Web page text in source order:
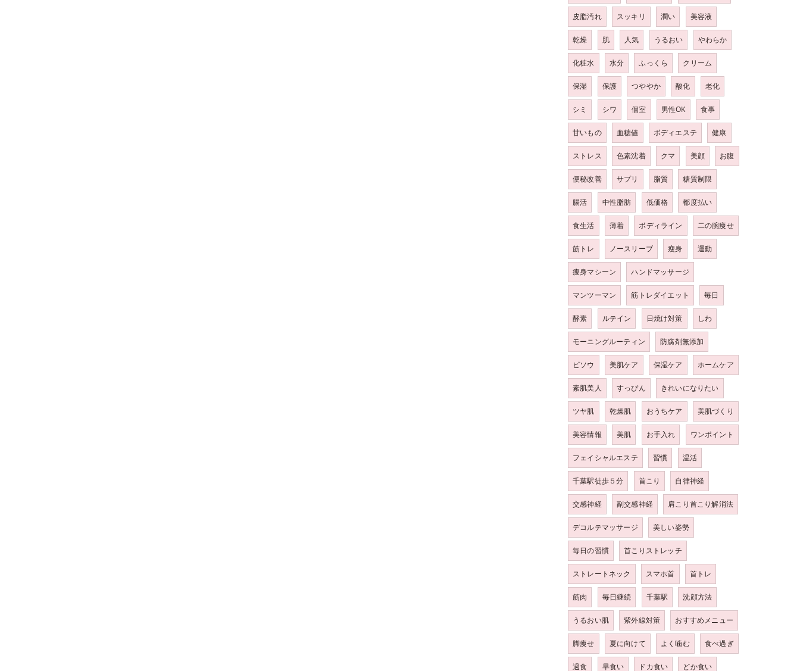
皮脂汚れ スッキリ 潤い 美容液
乾燥 肌 人気 うるおい やわらか
化粧水 水分 ふっくら クリーム
保湿 保護 つややか 酸化 老化
シミ シワ 個室 男性OK 食事
甘いもの 血糖値 ボディエステ 健康
ストレス 色素沈着 クマ 美顔 お腹
便秘改善 サプリ 脂質 糖質制限
腸活 中性脂肪 低価格 都度払い
食生活 薄着 ボディライン 二の腕痩せ
筋トレ ノースリーブ 瘦身 運動
痩身マシーン ハンドマッサージ
マンツーマン 筋トレダイエット 毎日
酵素 ルテイン 日焼け対策 しわ
モーニングルーティン 防腐剤無添加
ビソウ 美肌ケア 保湿ケア ホームケア
素肌美人 すっぴん きれいになりたい
ツヤ肌 乾燥肌 おうちケア 美肌づくり
美容情報 美肌 お手入れ ワンポイント
フェイシャルエステ 習慣 温活
千葉駅徒歩５分 首こり 自律神経
交感神経 副交感神経 肩こり首こり解消法
デコルテマッサージ 美しい姿勢
毎日の習慣 首こりストレッチ
ストレートネック スマホ首 首トレ
筋肉 毎日継続 千葉駅 洗顔方法
うるおい肌 紫外線対策 おすすめメニュー
脚痩せ 夏に向けて よく噛む 食べ過ぎ
過食 早食い ドカ食い どか食い